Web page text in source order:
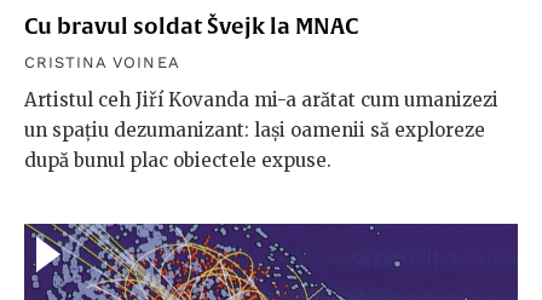
Cu bravul soldat Švejk la MNAC
CRISTINA VOINEA
Artistul ceh Jiří Kovanda mi-a arătat cum umanizezi
un spațiu dezumanizant: lași oamenii să exploreze
după bunul plac obiectele expuse.